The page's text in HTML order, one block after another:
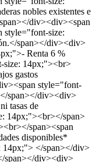
nobles existentes e
div><div><span
style="font-size:
span></div><div>
Renta 6 %
size: 14px;"><br>
gastos
style="font-
span></div><div>
tasas de
14px;"><br></span>
span><span
disponibles*
14px;"> </span></div>
span></div><div>